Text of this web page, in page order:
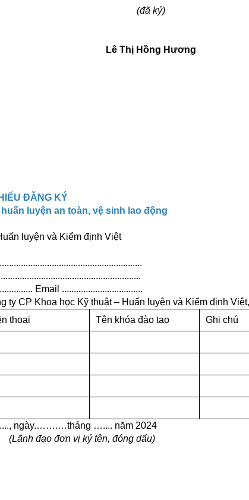
(đã ký)
Lê Thị Hồng Hương
ĐĂNG KÝ
luyện an toàn, vệ sinh lao động
luyện và Kiểm định Việt
Email ..................................
CP Khoa học Kỹ thuật – Huấn luyện và Kiểm định
thoại Tên khóa đào tạo Ghi chú
….... năm 2024
đóng dấu)